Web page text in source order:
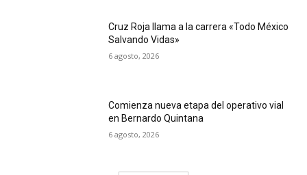
Cruz Roja llama a la carrera «Todo México
Salvando Vidas»
6 agosto, 2026
Comienza nueva etapa del operativo vial
en Bernardo Quintana
6 agosto, 2026